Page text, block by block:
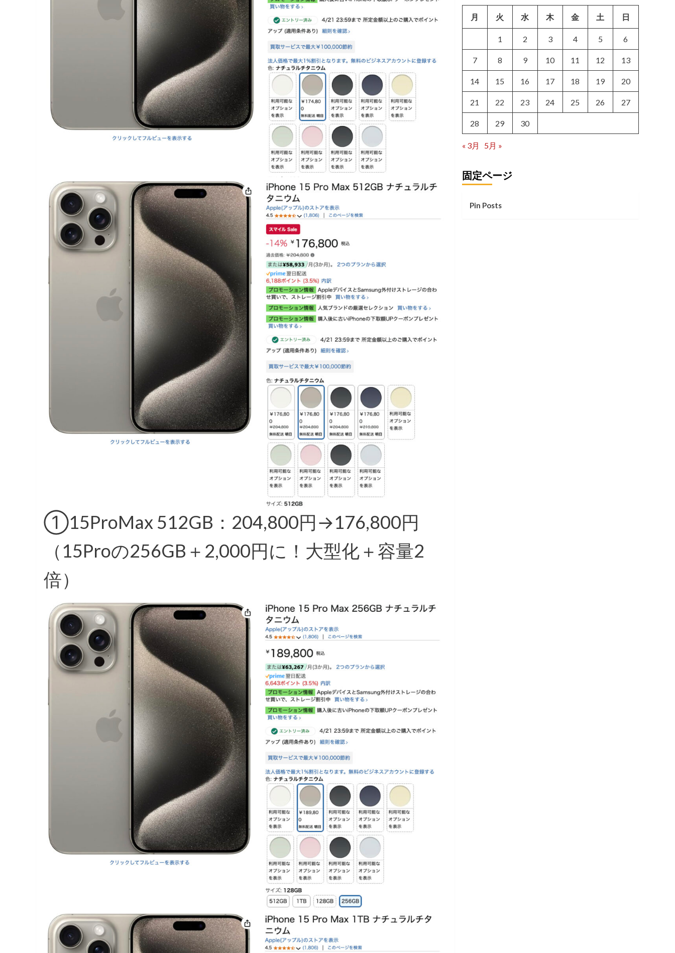
①15ProMax 512GB：204,800円→176,800円
（15Proの256GB＋2,000円に！大型化＋容量2
倍）
月 火 水 木 金 土 日
1 2 3 4 5 6
7 8 9 10 11 12 13
14 15 16 17 18 19 20
21 22 23 24 25 26 27
28 29 30
« 3月 5月 »
固定ページ
Pin Posts